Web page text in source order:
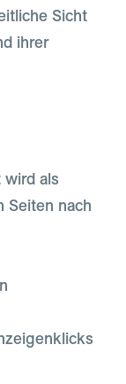
Sicht
ihrer
wird als
Seiten nach